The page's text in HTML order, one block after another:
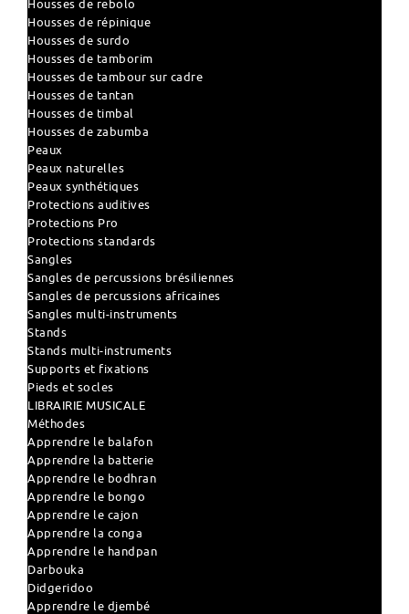
Housses de rebolo
Housses de répinique
Housses de surdo
Housses de tamborim
Housses de tambour sur cadre
Housses de tantan
Housses de timbal
Housses de zabumba
Peaux
Peaux naturelles
Peaux synthétiques
Protections auditives
Protections Pro
Protections standards
Sangles
Sangles de percussions brésiliennes
Sangles de percussions africaines
Sangles multi-instruments
Stands
Stands multi-instruments
Supports et fixations
Pieds et socles
LIBRAIRIE MUSICALE
Méthodes
Apprendre le balafon
Apprendre la batterie
Apprendre le bodhran
Apprendre le bongo
Apprendre le cajon
Apprendre la conga
Apprendre le handpan
Darbouka
Didgeridoo
Apprendre le djembé